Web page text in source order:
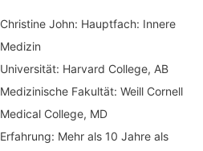
Christine John: Hauptfach: Innere
Medizin
Universität: Harvard College, AB
Medizinische Fakultät: Weill Cornell
Medical College, MD
Erfahrung: Mehr als 10 Jahre als